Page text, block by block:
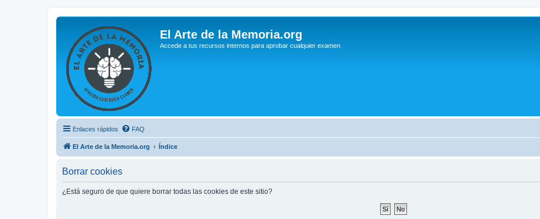
El Arte de la Memoria.org
Accede a tus recursos internos para aprobar cualquier examen
Enlaces rápidos FAQ
El Arte de la Memoria.org Índice
Borrar cookies
¿Está seguro de que quiere borrar todas las cookies de este sitio?